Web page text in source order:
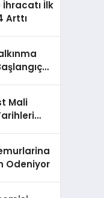
İhracatı İlk
Arttı
Mali
Odeniyor